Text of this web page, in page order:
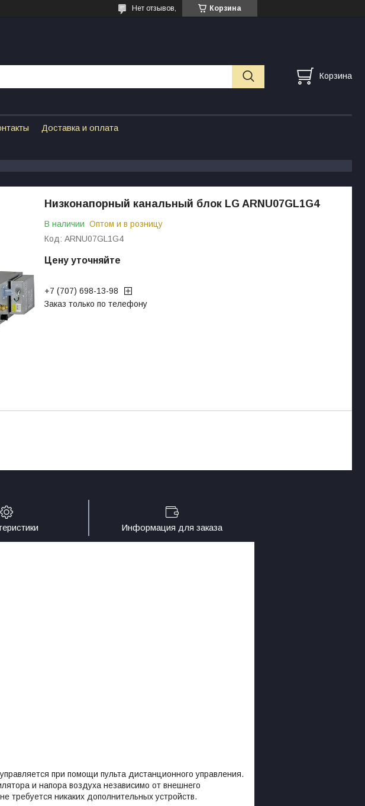
Корзина
Нет отзывов,
Корзина
Доставка и оплата
Низконапорный канальный блок LG ARNU07GL1G4
В наличии Оптом и в розницу
Код: ARNU07GL1G4
Цену уточняйте
+7 (707) 698-13-98
Заказ только по телефону
Информация для заказа
при помощи пульта дистанционного управления.
и напора воздуха независимо от внешнего
требуется никаких дополнительных устройств.